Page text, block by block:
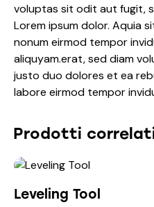
voluptas sit odit aut fugit,
Lorem ipsum dolor. Aquia
nonum eirmod tempor
aliquyam.erat, sed diam
justo duo dolores et ea
labore eirmod tempor
Prodotti
Leveling Tool